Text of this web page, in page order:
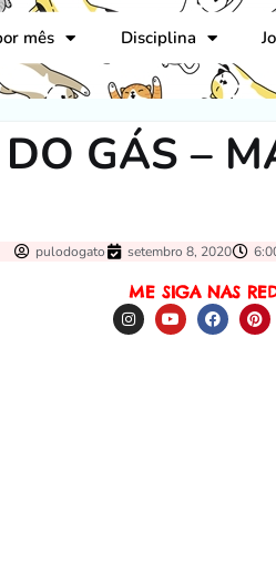
mês Disciplina
GÁS –
pulodogato setembro 8, 2020
ME SIGA NAS